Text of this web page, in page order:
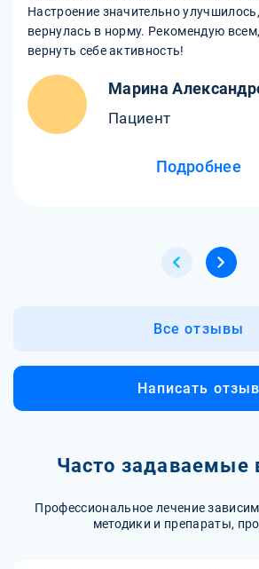
Настроение значительно
вернулась в норму. Рекомендую
вернуть себе активность!
Марина
Пациент
Подробнее
Все отзывы
Написать отзыв
Часто задаваемые
Профессиональное лечение
методики и препараты,